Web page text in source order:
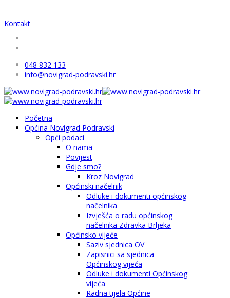
Kontakt
048 832 133
info@novigrad-podravski.hr
Početna
Općina Novigrad Podravski
Opći podaci
O nama
Povijest
Gdje smo?
Kroz Novigrad
Općinski načelnik
Odluke i dokumenti općinskog
načelnika
Izvješća o radu općinskog
načelnika Zdravka Brljeka
Općinsko vijeće
Saziv sjednica OV
Zapisnici sa sjednica
Općinskog vijeća
Odluke i dokumenti Općinskog
vijeća
Radna tijela Općine